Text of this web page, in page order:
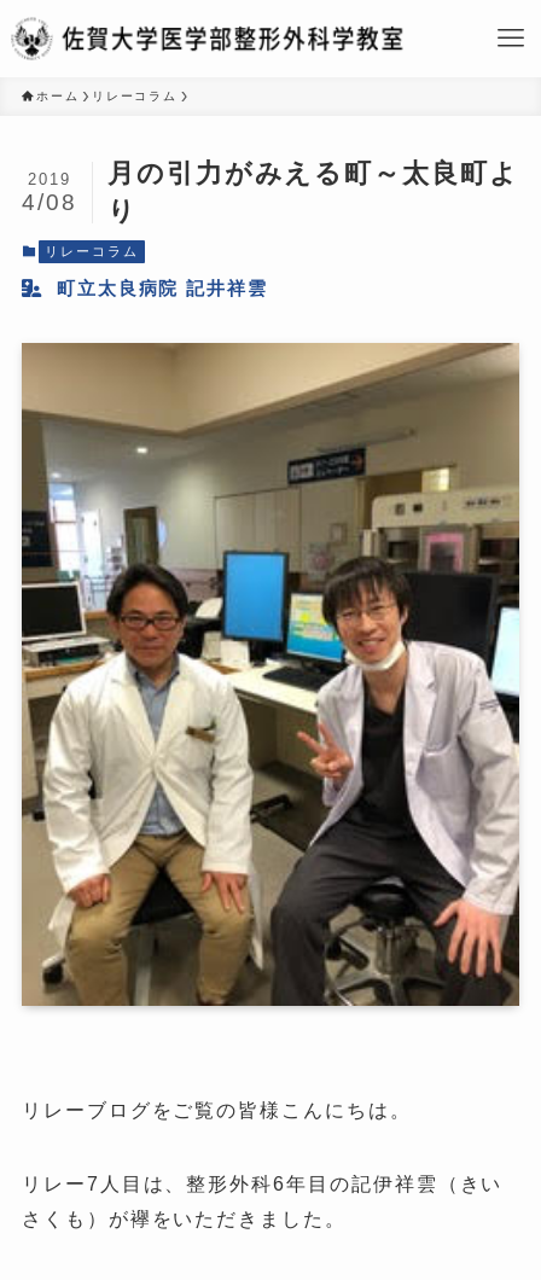
ホーム リレーコラム
月の引力がみえる町～太良町よ
り
2019
4/08
リレーコラム
町立太良病院 記井祥雲
リレーブログをご覧の皆様こんにちは。
リレー7人目は、整形外科6年目の記伊祥雲（きい
さくも）が襷をいただきました。